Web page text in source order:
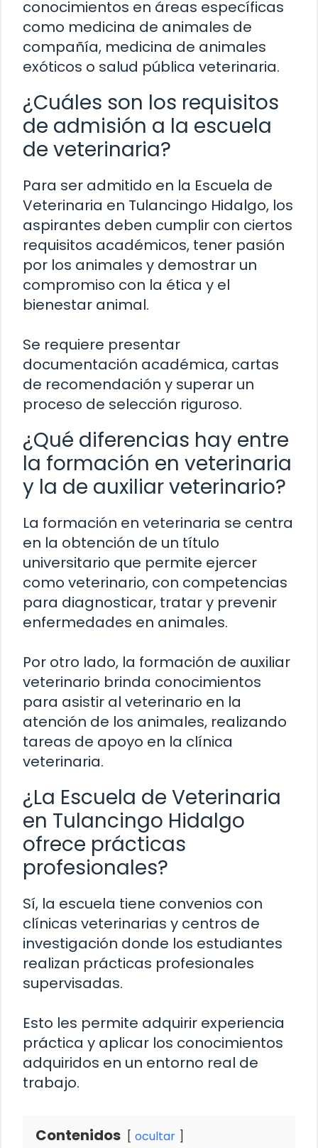
conocimientos en áreas específicas
como medicina de animales de
compañía, medicina de animales
exóticos o salud pública veterinaria.
¿Cuáles son los requisitos
de admisión a la escuela
de veterinaria?
Para ser admitido en la Escuela de
Veterinaria en Tulancingo Hidalgo, los
aspirantes deben cumplir con ciertos
requisitos académicos, tener pasión
por los animales y demostrar un
compromiso con la ética y el
bienestar animal.
Se requiere presentar
documentación académica, cartas
de recomendación y superar un
proceso de selección riguroso.
¿Qué diferencias hay entre
la formación en veterinaria
y la de auxiliar veterinario?
La formación en veterinaria se centra
en la obtención de un título
universitario que permite ejercer
como veterinario, con competencias
para diagnosticar, tratar y prevenir
enfermedades en animales.
Por otro lado, la formación de auxiliar
veterinario brinda conocimientos
para asistir al veterinario en la
atención de los animales, realizando
tareas de apoyo en la clínica
veterinaria.
¿La Escuela de Veterinaria
en Tulancingo Hidalgo
ofrece prácticas
profesionales?
Sí, la escuela tiene convenios con
clínicas veterinarias y centros de
investigación donde los estudiantes
realizan prácticas profesionales
supervisadas.
Esto les permite adquirir experiencia
práctica y aplicar los conocimientos
adquiridos en un entorno real de
trabajo.
Contenidos ocultar